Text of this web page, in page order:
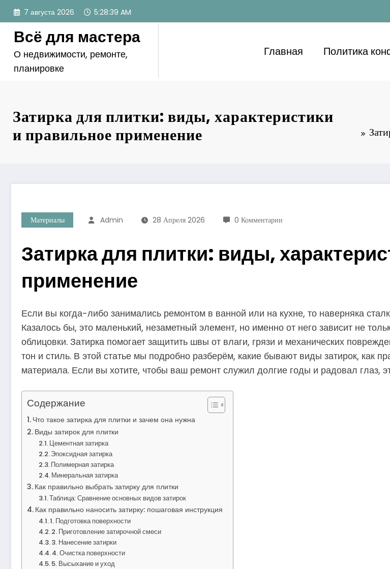
Перейти
содержимому
7 августа 2026 5:28:39 AM
Всё для мастера
О недвижимости, ремонте,
планировке
Главная Политика
Затирка для плитки: виды, характеристики
и правильное применение
Материалы Admin 28 Апреля 2026 0 Комментарии
Затирка для плитки: виды,
применение
Если вы когда-либо занимались ремонтом в ванной или на кухне, то наверняка
Казалось бы, это маленький, незаметный элемент, но именно от него зависит не
облицовки. Затирка помогает защитить швы от влаги, грязи и механических
тон и стиль. В этой статье мы подробно разберём, какие бывают виды затирок, как
материала. Если вы хотите, чтобы ваш ремонт служил долгие годы и радовал глаз,
Содержание
Что такое затирка для плитки и зачем она нужна
Виды затирок для плитки
Цементная затирка
Эпоксидная затирка
Полимерная затирка
Минеральная затирка
Как правильно выбрать затирку для плитки
Таблица: Сравнение основных видов затирок
Как правильно наносить затирку: пошаговая инструкция
1. Подготовка поверхности
2. Приготовление затирочной смеси
3. Нанесение затирки
4. Очистка поверхности
5. Высыхание и уход